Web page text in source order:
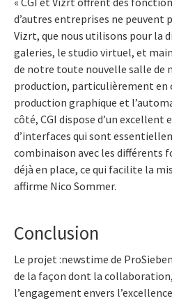
d’autres entreprises ne peuvent
Vizrt, que nous utilisons pour la
galeries, le studio virtuel, et
de notre toute nouvelle salle de
production, particulièrement en
production graphique et
côté, CGI dispose d’un excellent
d’interfaces qui sont
combinaison avec les différents
déjà en place, ce qui facilite la
affirme Nico Sommer.
Conclusion
Le projet :newstime de
de la façon dont la
l’engagement envers